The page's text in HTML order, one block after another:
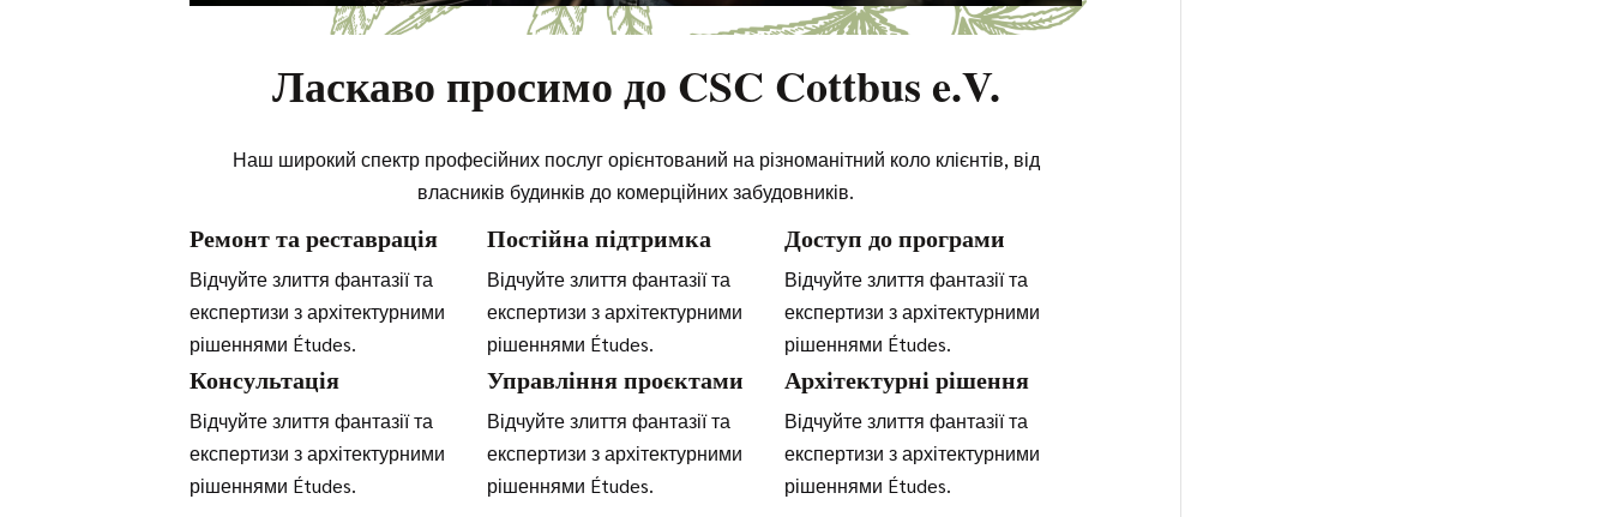
Ласкаво просимо до CSC Cottbus e.V.
Наш широкий спектр професійних послуг орієнтований на різноманітний коло клієнтів, від
власників будинків до комерційних забудовників.
Ремонт та реставрація
Відчуйте злиття фантазії та
експертизи з архітектурними
рішеннями Études.
Постійна підтримка
Відчуйте злиття фантазії та
експертизи з архітектурними
рішеннями Études.
Доступ до програми
Відчуйте злиття фантазії та
експертизи з архітектурними
рішеннями Études.
Консультація
Відчуйте злиття фантазії та
експертизи з архітектурними
рішеннями Études.
Управління проєктами
Відчуйте злиття фантазії та
експертизи з архітектурними
рішеннями Études.
Архітектурні рішення
Відчуйте злиття фантазії та
експертизи з архітектурними
рішеннями Études.